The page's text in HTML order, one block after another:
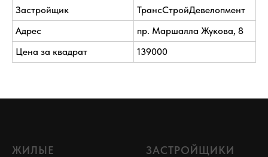
Застройщик
ТрансСтройДевелопмент
Адрес
пр. Маршалла Жукова, 8
Цена за квадрат
139000
ЖИЛЫЕ
ЗАСТРОЙЩИКИ